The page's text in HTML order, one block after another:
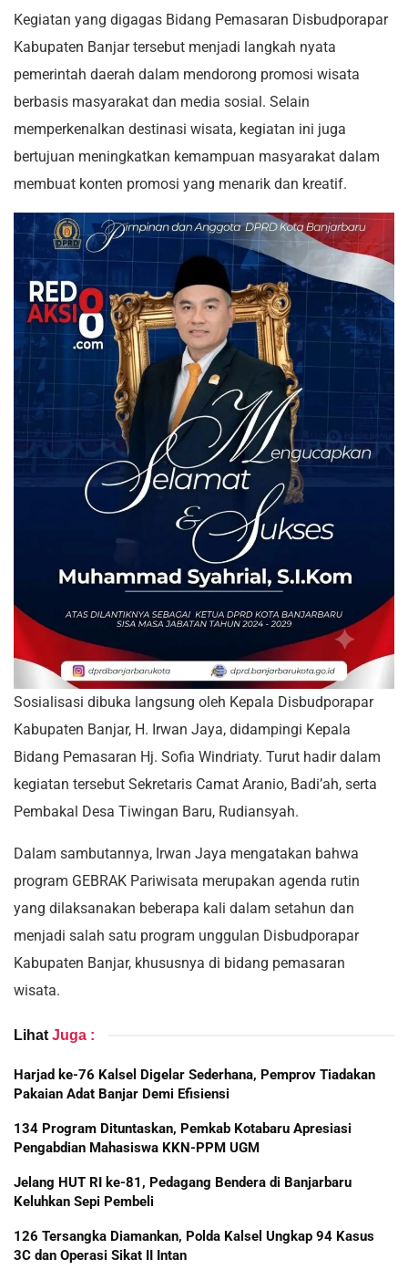
Kegiatan yang digagas Bidang Pemasaran Disbudporapar
Kabupaten Banjar tersebut menjadi langkah nyata
pemerintah daerah dalam mendorong promosi wisata
berbasis masyarakat dan media sosial. Selain
memperkenalkan destinasi wisata, kegiatan ini juga
bertujuan meningkatkan kemampuan masyarakat dalam
membuat konten promosi yang menarik dan kreatif.
Sosialisasi dibuka langsung oleh Kepala Disbudporapar
Kabupaten Banjar, H. Irwan Jaya, didampingi Kepala
Bidang Pemasaran Hj. Sofia Windriaty. Turut hadir dalam
kegiatan tersebut Sekretaris Camat Aranio, Badi’ah, serta
Pembakal Desa Tiwingan Baru, Rudiansyah.
Dalam sambutannya, Irwan Jaya mengatakan bahwa
program GEBRAK Pariwisata merupakan agenda rutin
yang dilaksanakan beberapa kali dalam setahun dan
menjadi salah satu program unggulan Disbudporapar
Kabupaten Banjar, khususnya di bidang pemasaran
wisata.
Lihat Juga :
Harjad ke-76 Kalsel Digelar Sederhana, Pemprov Tiadakan
Pakaian Adat Banjar Demi Efisiensi
134 Program Dituntaskan, Pemkab Kotabaru Apresiasi
Pengabdian Mahasiswa KKN-PPM UGM
Jelang HUT RI ke-81, Pedagang Bendera di Banjarbaru
Keluhkan Sepi Pembeli
126 Tersangka Diamankan, Polda Kalsel Ungkap 94 Kasus
3C dan Operasi Sikat II Intan